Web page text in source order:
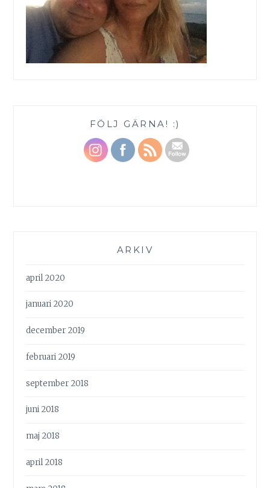
FÖLJ GÄRNA! :)
ARKIV
april 2020
januari 2020
december 2019
februari 2019
september 2018
juni 2018
maj 2018
april 2018